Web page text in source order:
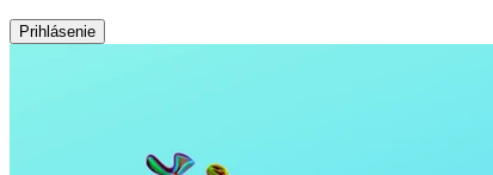
Prihlásenie